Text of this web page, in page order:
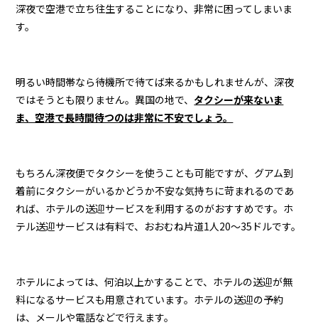
深夜で空港で立ち往生することになり、非常に困ってしまいま
す。
明るい時間帯なら待機所で待てば来るかもしれませんが、深夜
ではそうとも限りません。異国の地で、 タクシーが来ないま
ま、空港で長時間待つのは非常に不安でしょう。
もちろん深夜便でタクシーを使うことも可能ですが、グアム到
着前にタクシーがいるかどうか不安な気持ちに苛まれるのであ
れば、ホテルの送迎サービスを利用するのがおすすめです。ホ
テル送迎サービスは有料で、おおむね片道1人20～35ドルです。
ホテルによっては、何泊以上かすることで、ホテルの送迎が無
料になるサービスも用意されています。ホテルの送迎の予約
は、メールや電話などで行えます。